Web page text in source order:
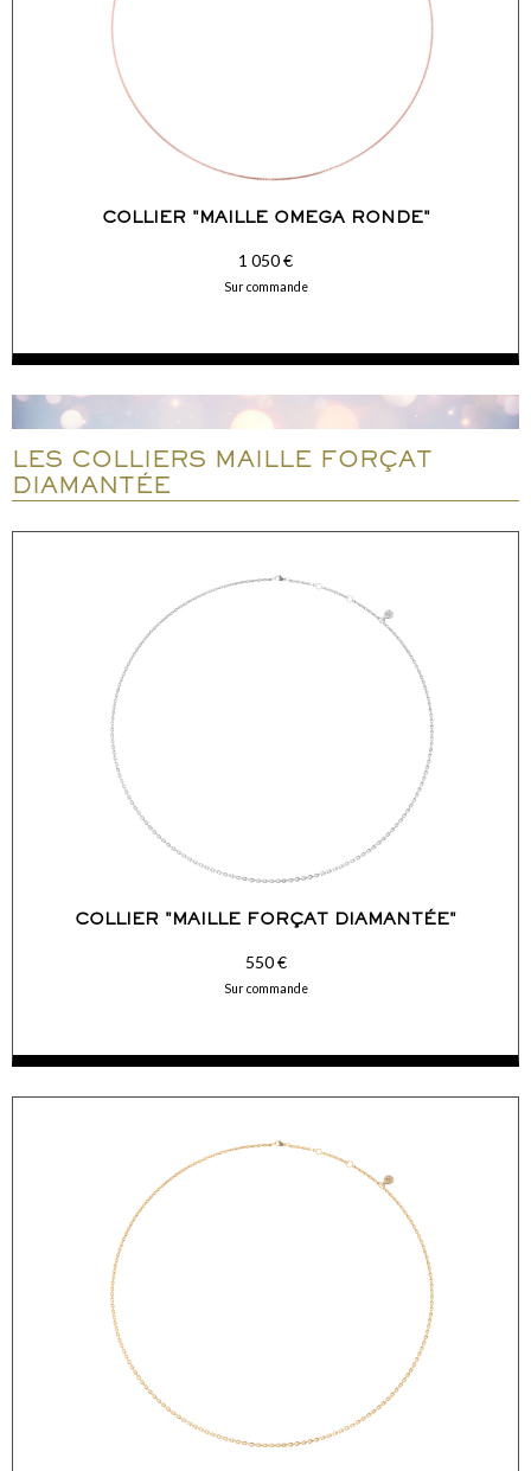
COLLIER "MAILLE OMEGA RONDE"
1 050 €
Sur commande
ACCÉDER AUX DÉTAILS
LES COLLIERS MAILLE FORÇAT
DIAMANTÉE
COLLIER "MAILLE FORÇAT DIAMANTÉE"
550 €
Sur commande